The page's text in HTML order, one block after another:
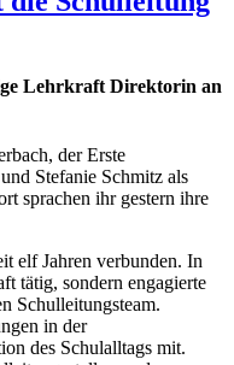
Lehrkraft Direktorin an
der Erste
Stefanie Schmitz als
sprachen ihr gestern ihre
elf Jahren verbunden. In
tätig, sondern engagierte
Schulleitungsteam.
in der
des Schulalltags mit.